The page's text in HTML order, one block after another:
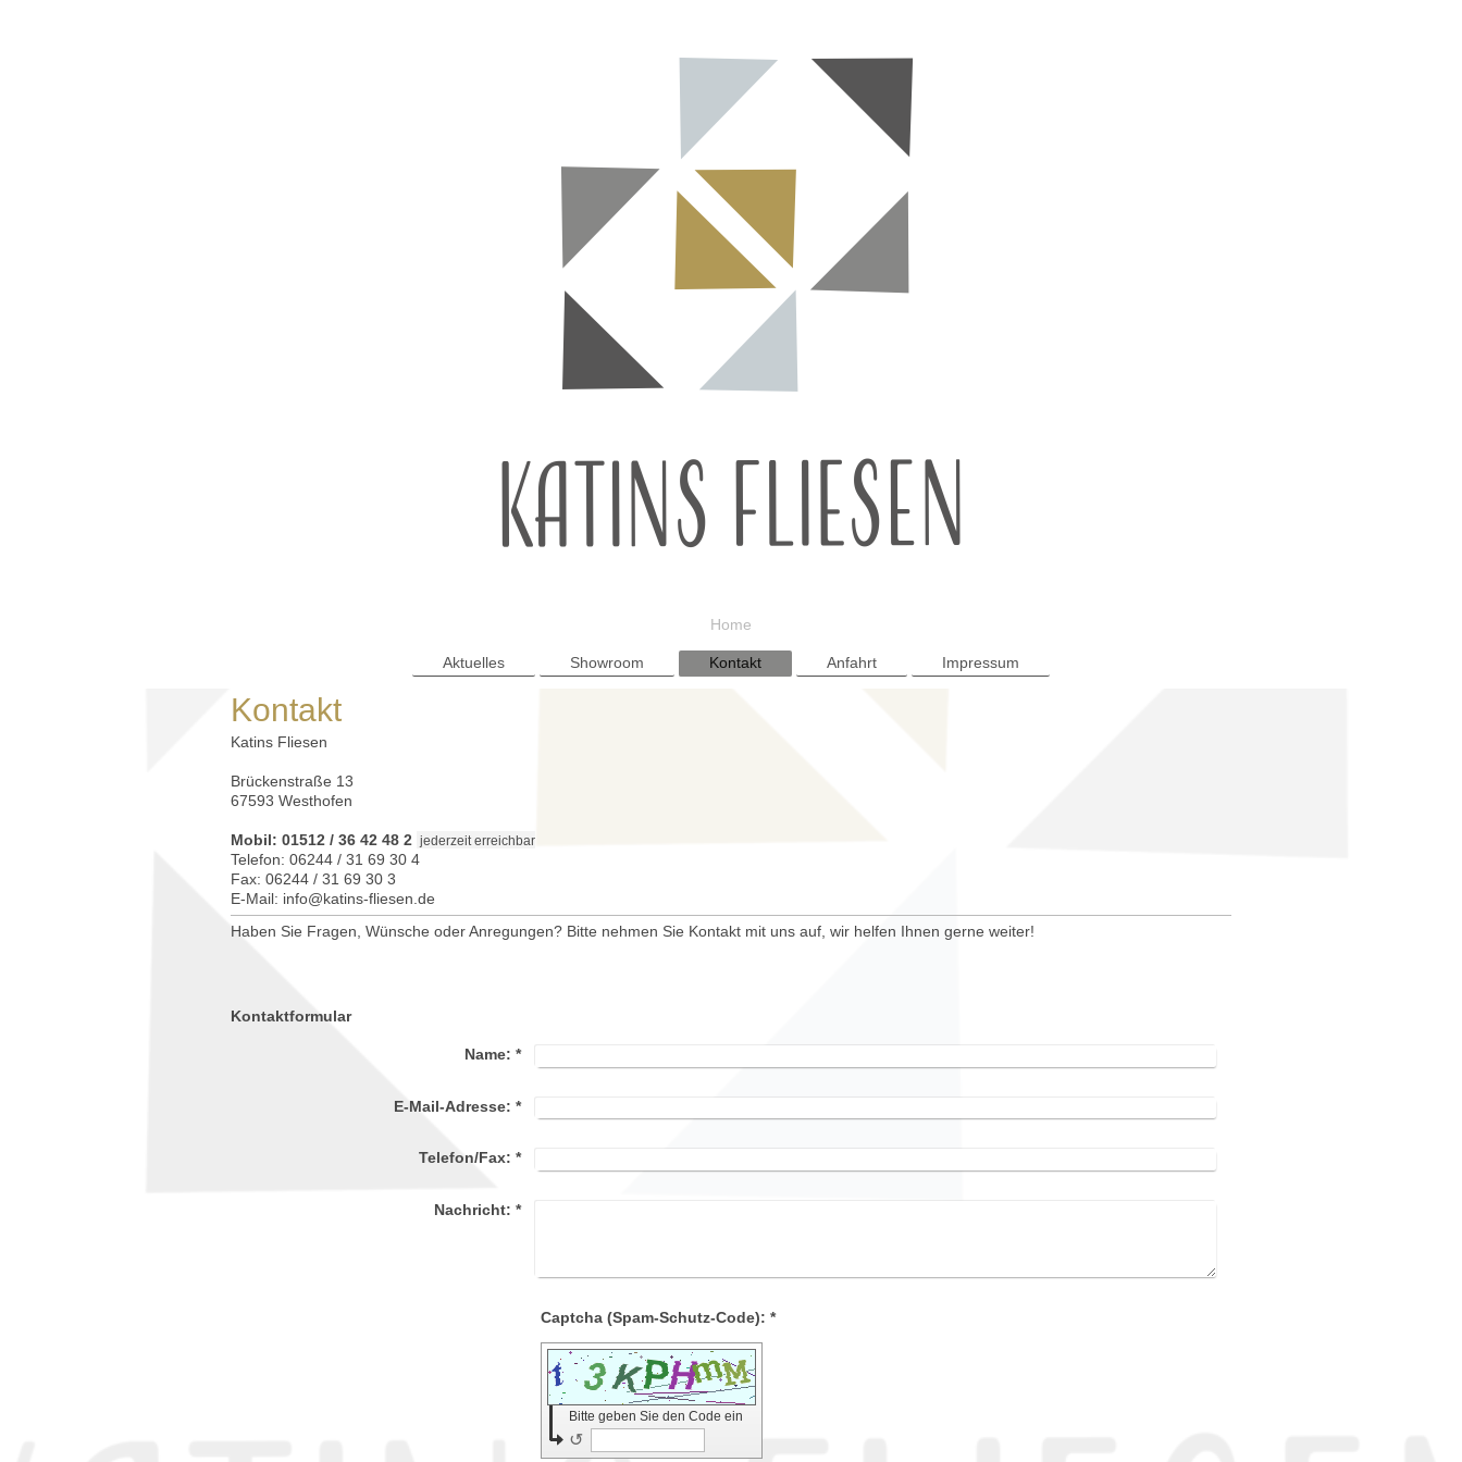
Home
Aktuelles Showroom Kontakt Anfahrt Impressum
Kontakt
Katins Fliesen
Brückenstraße 13
67593 Westhofen
Mobil: 01512 / 36 42 48 2 jederzeit erreichbar
Telefon: 06244 / 31 69 30 4
Fax: 06244 / 31 69 30 3
E-Mail: info@katins-fliesen.de
Haben Sie Fragen, Wünsche oder Anregungen? Bitte nehmen Sie Kontakt mit uns auf, wir helfen Ihnen gerne weiter!
Kontaktformular
Name: *
E-Mail-Adresse: *
Telefon/Fax: *
Nachricht: *
Captcha (Spam-Schutz-Code): *
Bitte geben Sie den Code ein
↺